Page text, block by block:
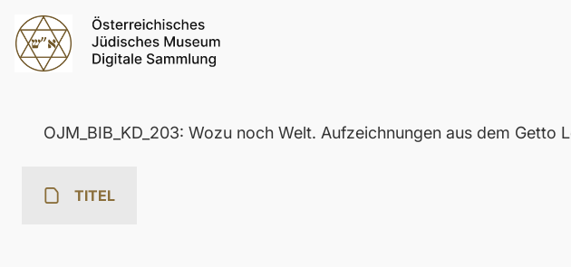
OJM_BIB_KD_203: Wozu noch Welt. Aufzeichnungen aus dem Getto
TITEL